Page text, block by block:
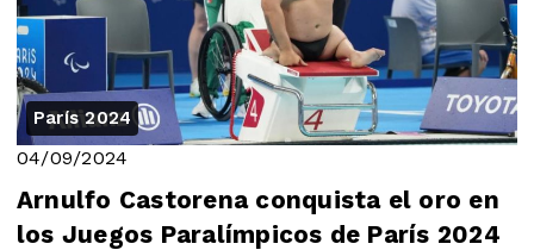
París 2024
04/09/2024
Arnulfo Castorena conquista el oro en
los Juegos Paralímpicos de París 2024